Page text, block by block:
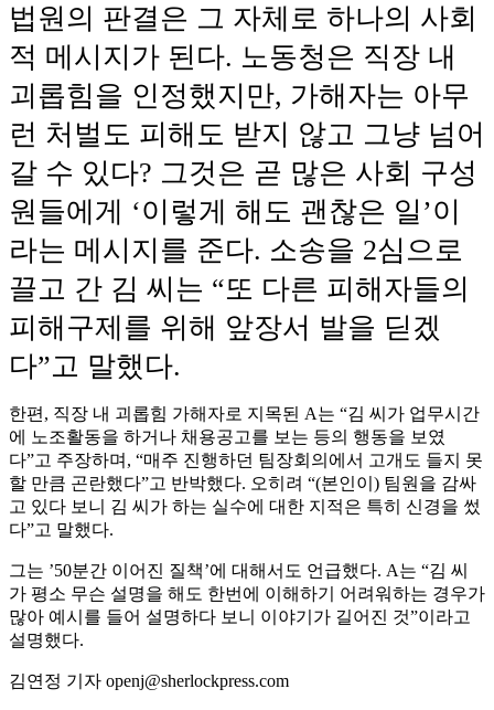
법원의 판결은 그 자체로 하나의 사회
적 메시지가 된다. 노동청은 직장 내
괴롭힘을 인정했지만, 가해자는 아무
런 처벌도 피해도 받지 않고 그냥 넘어
갈 수 있다? 그것은 곧 많은 사회 구성
원들에게 ‘이렇게 해도 괜찮은 일’이
라는 메시지를 준다. 소송을 2심으로
끌고 간 김 씨는 “또 다른 피해자들의
피해구제를 위해 앞장서 발을 딛겠
다”고 말했다.
한편, 직장 내 괴롭힘 가해자로 지목된 A는 “김 씨가 업무시간
에 노조활동을 하거나 채용공고를 보는 등의 행동을 보였
다”고 주장하며, “매주 진행하던 팀장회의에서 고개도 들지 못
할 만큼 곤란했다”고 반박했다. 오히려 “(본인이) 팀원을 감싸
고 있다 보니 김 씨가 하는 실수에 대한 지적은 특히 신경을 썼
다”고 말했다.
그는 ’50분간 이어진 질책’에 대해서도 언급했다. A는 “김 씨
가 평소 무슨 설명을 해도 한번에 이해하기 어려워하는 경우가
많아 예시를 들어 설명하다 보니 이야기가 길어진 것”이라고
설명했다.
김연정 기자 openj@sherlockpress.com